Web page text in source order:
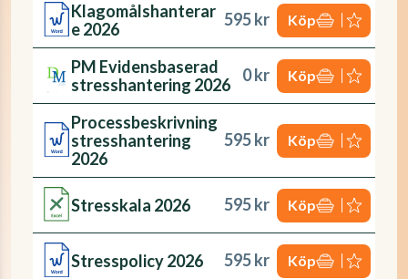
Klagomålshanterar
e 2026
595 kr Köp
PM Evidensbaserad
stresshantering 2026
0 kr Köp
Processbeskrivning
stresshantering
2026
595 kr Köp
Stresskala 2026 595 kr Köp
Stresspolicy 2026 595 kr Köp